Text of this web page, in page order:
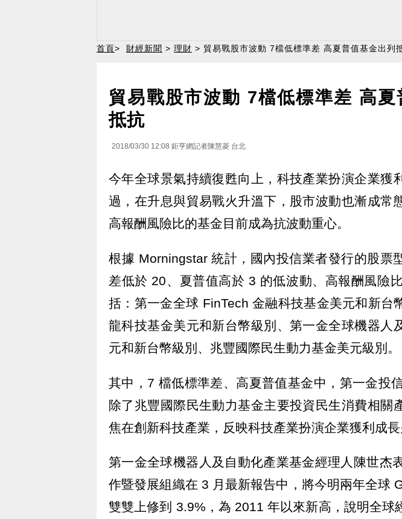
首頁> 財經新聞 > 理財 > 貿易戰股市波動 7檔低標準差 高夏普值基金出列
貿易戰股市波動 7檔低標準差 高夏
抵抗
2018/03/30 12:08 鉅亨網記者陳慧菱 台北
今年全球景氣持續復甦向上，科技產業扮演企業獲
過，在升息與貿易戰火升溫下，股市波動也漸成常
高報酬風險比的基金目前成為抗波動重心。
根據 Morningstar 統計，國內投信業者發行的股票
差低於 20、夏普值高於 3 的低波動、高報酬風險
括：第一金全球 FinTech 金融科技基金美元和新台
龍科技基金美元和新台幣級別、第一金全球機器人
元和新台幣級別、兆豐國際民生動力基金美元級別。
其中，7 檔低標準差、高夏普值基金中，第一金投
除了兆豐國際民生動力基金主要投資民生消費相關
焦在創新科技產業，反映科技產業扮演企業獲利成長
第一金全球機器人及自動化產業基金經理人陳世杰
作暨發展組織在 3 月最新報告中，將今明兩年全球
雙雙上修到 3.9%，為 2011 年以來新高，說明全球